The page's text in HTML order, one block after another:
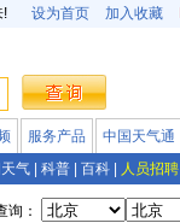
! 设为首页 加入收藏
服务产品 中国天气通
气 科普 百科 人员招聘
询：